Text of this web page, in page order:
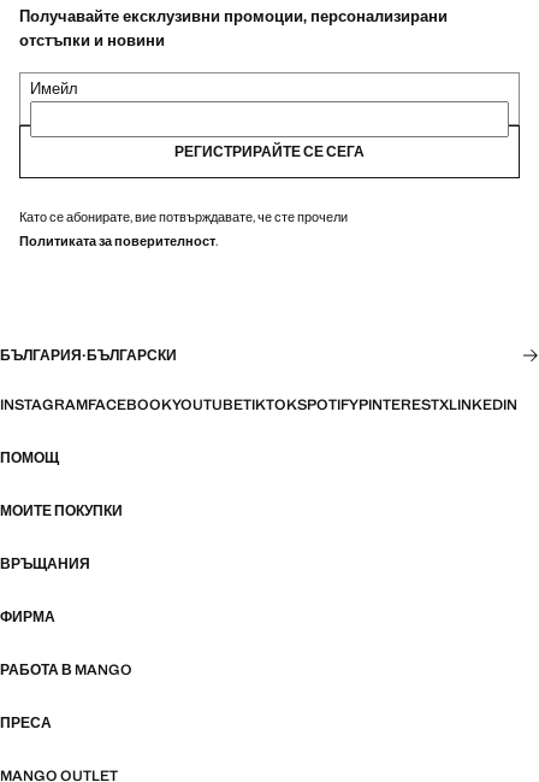
Получавайте ексклузивни промоции, персонализирани
отстъпки и новини
Имейл
РЕГИСТРИРАЙТЕ СЕ СЕГА
Като се абонирате, вие потвърждавате, че сте прочели
Политиката за поверителност.
БЪЛГАРИЯ·БЪЛГАРСКИ
INSTAGRAMFACEBOOKYOUTUBETIKTOKSPOTIFYPINTERESTXLINKEDIN
ПОМОЩ
МОИТЕ ПОКУПКИ
ВРЪЩАНИЯ
ФИРМА
РАБОТА В MANGO
ПРЕСА
MANGO OUTLET